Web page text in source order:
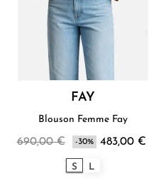
FAY
Blouson Femme Fay
690,00 € -30% 483,00 €
S L